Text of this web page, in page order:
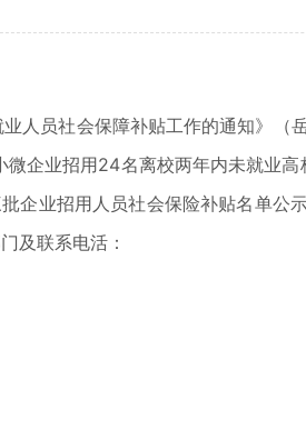
员社会保障补贴工作的通知》（
企业招用24名离校两年内未就业
企业招用人员社会保险补贴名单
及联系电活：